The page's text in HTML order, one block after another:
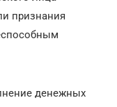
признания
денежных